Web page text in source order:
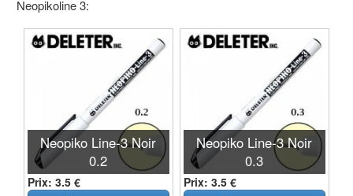
Neopikoline 3:
Neopiko Line-3 Noir
0.2
Prix: 3.5 €
Neopiko Line-3 Noir
0.3
Prix: 3.5 €